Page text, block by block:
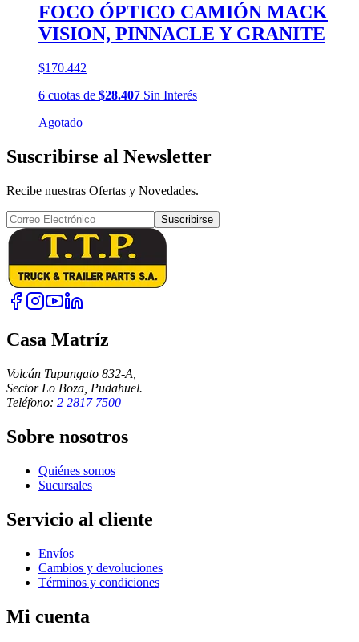
FOCO ÓPTICO CAMIÓN MACK
VISION, PINNACLE Y GRANITE
$170.442
6 cuotas de $28.407 Sin Interés
Agotado
Suscribirse al Newsletter
Recibe nuestras Ofertas y Novedades.
Suscribirse
Casa Matríz
Volcán Tupungato 832-A,
Sector Lo Boza, Pudahuel.
Teléfono: 2 2817 7500
Sobre nosotros
Quiénes somos
Sucursales
Servicio al cliente
Envíos
Cambios y devoluciones
Términos y condiciones
Mi cuenta